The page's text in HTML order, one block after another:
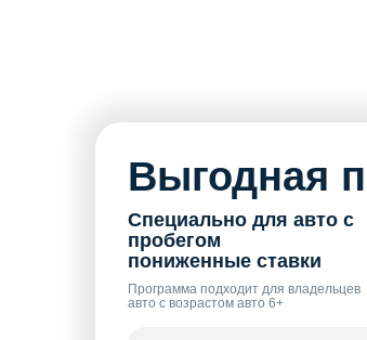
Выгодная
Специально для авто с
пробегом
пониженные ставки
Программа подходит для владельцев
авто с возрастом авто 6+